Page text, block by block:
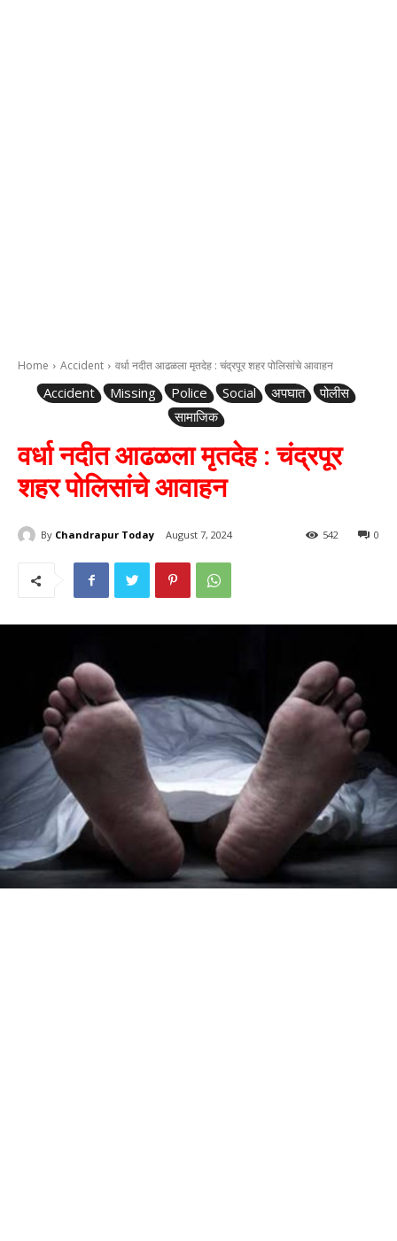
Home Accident वर्धा नदीत आढळला मृतदेह : चंद्रपूर शहर पोलिसांचे आवाहन
Accident Missing Police Social अपघात
पोलीस
सामाजिक
वर्धा नदीत आढळला मृतदेह : चंद्रपूर
शहर पोलिसांचे आवाहन
By Chandrapur Today August 7, 2024 0
542